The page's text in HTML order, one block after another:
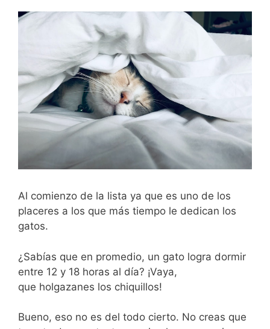
Al comienzo de la lista ya que es uno de los
placeres a los que más tiempo le dedican los
gatos.
¿Sabías que en promedio, un gato logra dormir
entre 12 y 18 horas al día? ¡Vaya,
que holgazanes los chiquillos!
Bueno, eso no es del todo cierto. No creas que